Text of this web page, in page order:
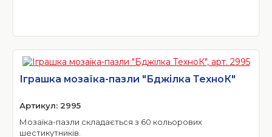
Іграшка мозаїка-пазли "Бджілка ТехноК"
Артикул: 2995
Мозаїка-пазли складається з 60 кольорових
шестикутників.